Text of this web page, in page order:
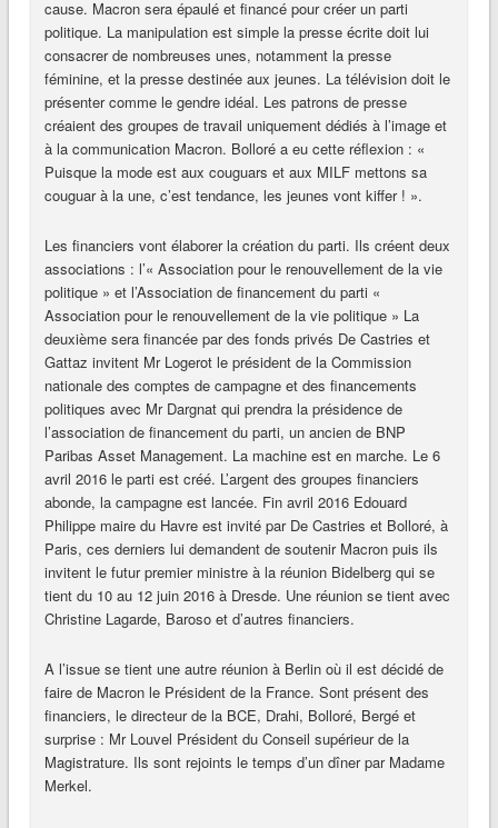
cause. Macron sera épaulé et financé pour créer un parti
politique. La manipulation est simple la presse écrite doit lui
consacrer de nombreuses unes, notamment la presse
féminine, et la presse destinée aux jeunes. La télévision doit le
présenter comme le gendre idéal. Les patrons de presse
créaient des groupes de travail uniquement dédiés à l’image et
à la communication Macron. Bolloré a eu cette réflexion : «
Puisque la mode est aux couguars et aux MILF mettons sa
couguar à la une, c’est tendance, les jeunes vont kiffer ! ».
Les financiers vont élaborer la création du parti. Ils créent deux
associations : l’« Association pour le renouvellement de la vie
politique » et l’Association de financement du parti «
Association pour le renouvellement de la vie politique » La
deuxième sera financée par des fonds privés De Castries et
Gattaz invitent Mr Logerot le président de la Commission
nationale des comptes de campagne et des financements
politiques avec Mr Dargnat qui prendra la présidence de
l’association de financement du parti, un ancien de BNP
Paribas Asset Management. La machine est en marche. Le 6
avril 2016 le parti est créé. L’argent des groupes financiers
abonde, la campagne est lancée. Fin avril 2016 Edouard
Philippe maire du Havre est invité par De Castries et Bolloré, à
Paris, ces derniers lui demandent de soutenir Macron puis ils
invitent le futur premier ministre à la réunion Bidelberg qui se
tient du 10 au 12 juin 2016 à Dresde. Une réunion se tient avec
Christine Lagarde, Baroso et d’autres financiers.
A l’issue se tient une autre réunion à Berlin où il est décidé de
faire de Macron le Président de la France. Sont présent des
financiers, le directeur de la BCE, Drahi, Bolloré, Bergé et
surprise : Mr Louvel Président du Conseil supérieur de la
Magistrature. Ils sont rejoints le temps d’un dîner par Madame
Merkel.